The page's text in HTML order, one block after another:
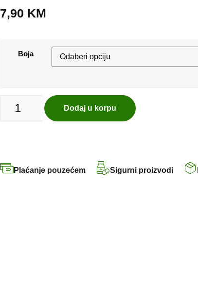
7,90 KM
Boja
Dodaj u korpu
Plaćanje pouzećem Sigurni proizvodi